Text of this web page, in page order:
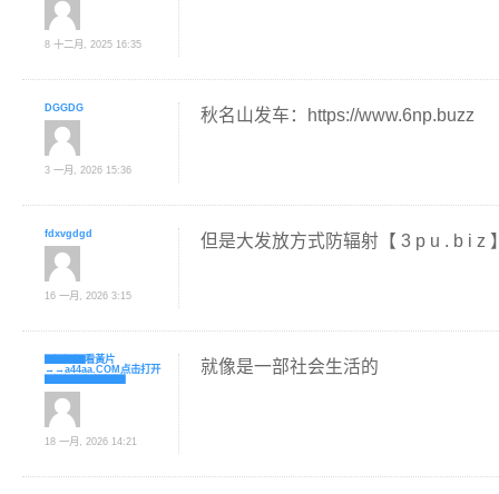
8 十二月, 2025 16:35
DGGDG
3 一月, 2026 15:36
秋名山发车：https://www.6np.buzz
fdxvgdgd
16 一月, 2026 3:15
但是大发放方式防辐射【 3 p u . b i
▇▇▇▇看黃片
→→a44aa.COM点击打开
▇▇▇▇▇▇▇▇
18 一月, 2026 14:21
就像是一部社会生活的